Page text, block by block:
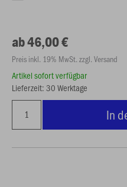
ab 46,00 €
Preis inkl. 19% MwSt. zzgl. Versand
Artikel sofort verfügbar
Lieferzeit: 30 Werktage
In